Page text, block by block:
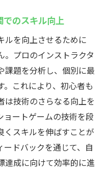
のスキル向上
ルを向上させるために
。プロのインストラクタ
課題を分析し、個別に最
これにより、初心者も
は技術のさらなる向上を
ョートゲームの技術を段
くスキルを伸ばすことが
ドバックを通じて、自
達成に向けて効率的に進